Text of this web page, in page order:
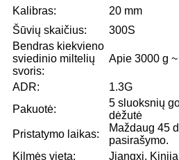
Kalibras:
20 mm
Šūvių skaičius:
300S
Bendras kiekvieno
sviedinio miltelių
svoris:
Apie 3000 g
ADR:
1.3G
Pakuotė:
5 sluoksnių
dėžutė
Pristatymo laikas:
Maždaug 45
pasirašymo.
Kilmės vieta:
Jiangxi, Kinija